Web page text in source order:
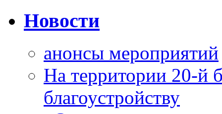
Новости
анонсы мероприятий
На территории 20-й
благоустройству